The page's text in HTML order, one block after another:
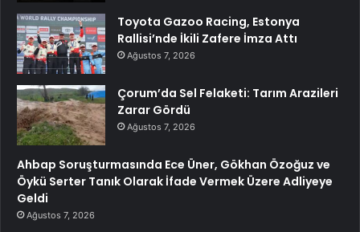
Toyota Gazoo Racing, Estonya
Rallisi’nde İkili Zafere İmza Attı
Ağustos 7, 2026
Çorum’da Sel Felaketi: Tarım Arazileri
Zarar Gördü
Ağustos 7, 2026
Ahbap Soruşturmasında Ece Üner, Gökhan Özoğuz ve
Öykü Serter Tanık Olarak İfade Vermek Üzere Adliyeye
Geldi
Ağustos 7, 2026